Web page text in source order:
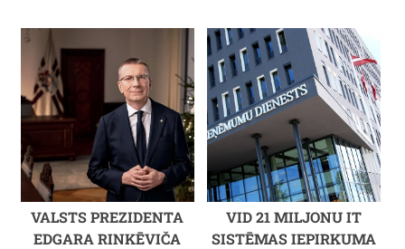
VALSTS PREZIDENTA
EDGARA RINKĒVIČA
VID 21 MILJONU IT
SISTĒMAS IEPIRKUMA